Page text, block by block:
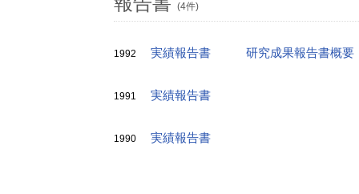
(4件)
1992 実績報告書 研究成果報告書概要
1991 実績報告書
1990 実績報告書